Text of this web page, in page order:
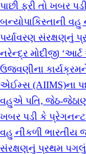
પાછી ફરી તો ખબર
બન્યોપાકિસ્તાની
પર્યાવરણ સંરક્ષણનું
નરેન્દ્ર મોદીજી
ઉજવણીના
એઈમ્સ (AIIMS)ના
વહુએ પતિ, જેઠ-
ખબર પડી કે પ્રેગનન્ટ
વહુ નીકળી ભારતીય
સંરક્ષણનું પ્રથમ પગલું